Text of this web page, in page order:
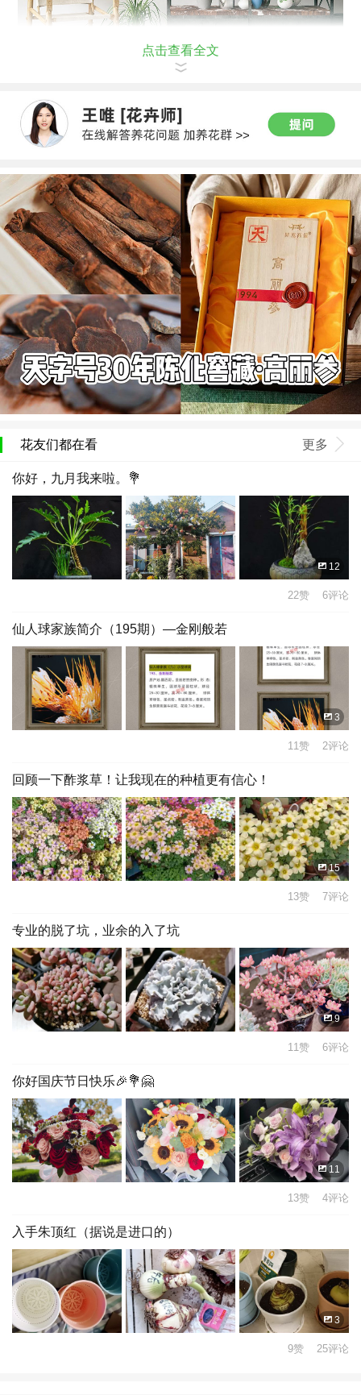
点击查看全文
花友们都在看 更多
你好，九月我来啦。💐
12
22赞 6评论
仙人球家族简介（195期）—金刚般若
3
11赞 2评论
回顾一下酢浆草！让我现在的种植更有信心！
15
13赞 7评论
专业的脱了坑，业余的入了坑
9
11赞 6评论
你好国庆节日快乐🎉💐🤗
11
13赞 4评论
入手朱顶红（据说是进口的）
3
9赞 25评论